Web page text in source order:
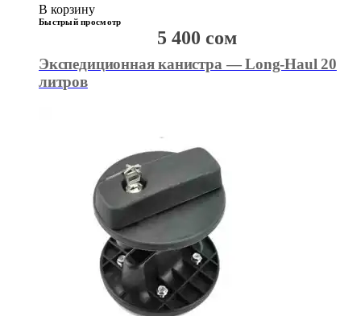
В корзину
Быстрый просмотр
Экспедиционная канистра — Long-Haul 20
литров
5 400 сом